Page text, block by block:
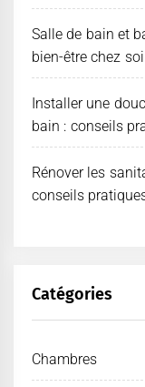
Salle de bain et
bien-être chez
Installer une
bain : conseils
Rénover les
conseils
Catégories
Chambres